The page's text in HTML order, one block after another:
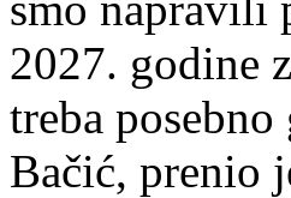
2027. godine
treba
Bačić, prenio